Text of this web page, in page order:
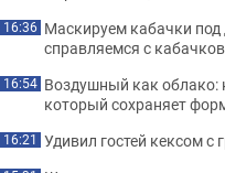
16:36 Маскируем кабачки под
справляемся с
16:54 Воздушный как
который сохраняет
16:21 Удивил гостей кексом с